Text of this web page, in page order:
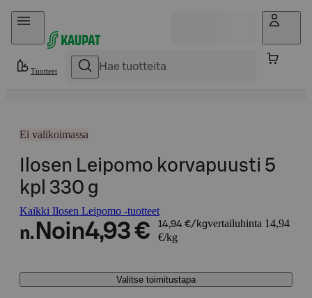
Hyppää sisältöön
Tuotteet
Ei valikoimassa
Ilosen Leipomo korvapuusti 5
kpl 330 g
Kaikki Ilosen Leipomo -tuotteet
n. Noin4,93 € 14,94 €/kgvertailuhinta 14,94
€/kg
Valitse toimitustapa